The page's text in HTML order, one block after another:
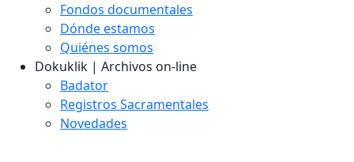
Fondos documentales
Dónde estamos
Quiénes somos
Dokuklik | Archivos on-line
Badator
Registros Sacramentales
Novedades